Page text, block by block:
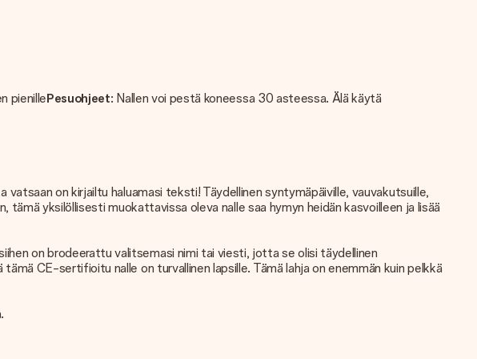
pienillePesuohjeet: Nallen voi pestä koneessa 30 asteessa. Älä käytä
on kirjailtu haluamasi teksti! Täydellinen syntymäpäiville, vauvakutsuille,
yksilöllisesti muokattavissa oleva nalle saa hymyn heidän kasvoilleen ja lisää
on brodeerattu valitsemasi nimi tai viesti, jotta se olisi täydellinen
CE-sertifioitu nalle on turvallinen lapsille. Tämä lahja on enemmän kuin pelkkä